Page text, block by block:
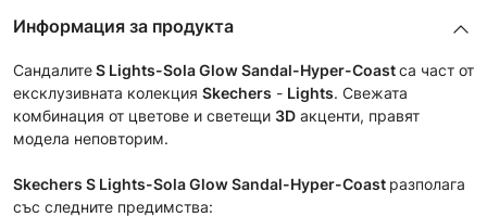
Информация за продукта
СандалитеS Lights-Sola Glow Sandal-Hyper-Coastса част от
ексклузивната колeкция Skechers - Lights. Свежата
комбинация от цветове и светещи 3D акценти, правят
модела неповторим.
Skechers S Lights-Sola Glow Sandal-Hyper-Coast разполага
със следните предимства: